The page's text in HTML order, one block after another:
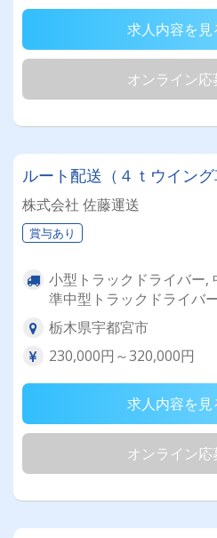
求人内容を見
オンライン応
ルート配送（４ｔウイング
株式会社 佐藤運送
賞与あり
小型トラックドライバー,
準中型トラックドライバ
栃木県宇都宮市
230,000円～320,000円
求人内容を見
オンライン応